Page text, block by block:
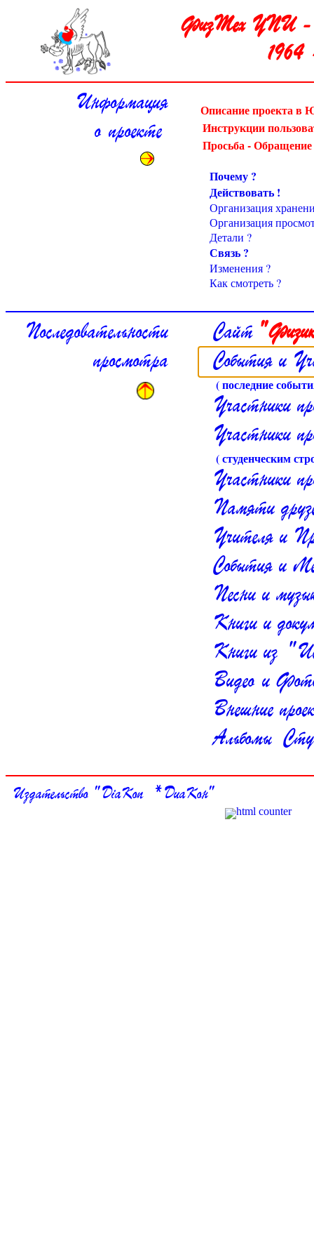
ФизТех УПИ -
1964
Информация
о проекте
Описание проекта в
Инструкции
Просьба - Обращение
Почему ?
Действовать !
Организация
Организация
Детали ?
Связь ?
Изменения ?
Как смотреть ?
Последовательности
просмотра
Сайт "
События и
( последние
Участники
Участники
( студенческим
Участники
Памяти
Учителя и
События и
Песни и
Книги и
Книги из "
Видео и
Внешние
Альбомы
Издательство " DiaKon * ДиаКон"